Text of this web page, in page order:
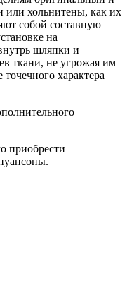
или хольнитены, как их
собой составную
на
шляпки и
ткани, не угрожая им
характера
приобрести